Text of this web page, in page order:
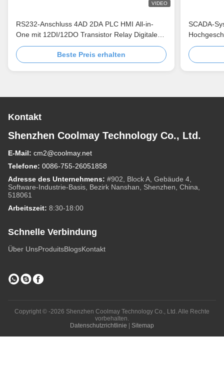
VIDEO
RS232-Anschluss 4AD 2DA PLC HMI All-in-
One mit 12DI/12DO Transistor Relay Digitale
Ausgabe
Beste Preis erhalten
SCADA-
Kontakt
Shenzhen Coolmay Technology Co., Ltd.
E-Mail: cm2@coolmay.net
Telefone: 0086-755-26051858
Adresse des Unternehmens: #902, Block A, Gebäude 4,
Software-Industrie-Basis, Bezirk Nanshan, Shenzhen, China,
518061
Arbeitszeit: 8:30-18:00
Schnelle Verbindung
Über UnsProduitsBlogsKontakt
Copyright © -2026 Shenzhen Coolmay Technology Co., Ltd. Alle Rechte
vorbehalten.
Datenschutzrichtlinie
Sitemap